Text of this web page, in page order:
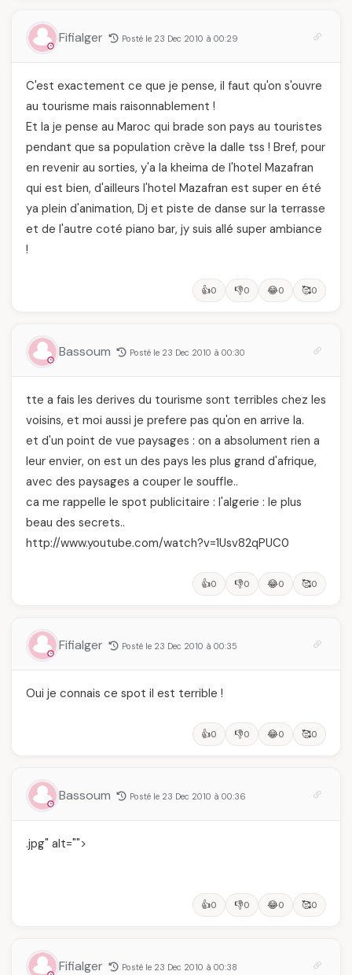
Fifialger Posté le 23 Dec 2010 à 00:29
C'est exactement ce que je pense, il faut qu'on s'ouvre
au tourisme mais raisonnablement !
Et la je pense au Maroc qui brade son pays au touristes
pendant que sa population crève la dalle tss ! Bref, pour
en revenir au sorties, y'a la kheima de l'hotel Mazafran
qui est bien, d'ailleurs l'hotel Mazafran est super en été
ya plein d'animation, Dj et piste de danse sur la terrasse
et de l'autre coté piano bar, jy suis allé super ambiance
!
👍0 👎0 😂0 🥰0
Bassoum Posté le 23 Dec 2010 à 00:30
tte a fais les derives du tourisme sont terribles chez les
voisins, et moi aussi je prefere pas qu'on en arrive la.
et d'un point de vue paysages : on a absolument rien a
leur envier, on est un des pays les plus grand d'afrique,
avec des paysages a couper le souffle..
ca me rappelle le spot publicitaire : l'algerie : le plus
beau des secrets..
http://www.youtube.com/watch?v=1Usv82qPUC0
👍0 👎0 😂0 🥰0
Fifialger Posté le 23 Dec 2010 à 00:35
Oui je connais ce spot il est terrible !
👍0 👎0 😂0 🥰0
Bassoum Posté le 23 Dec 2010 à 00:36
.jpg" alt="">
👍0 👎0 😂0 🥰0
Fifialger Posté le 23 Dec 2010 à 00:38